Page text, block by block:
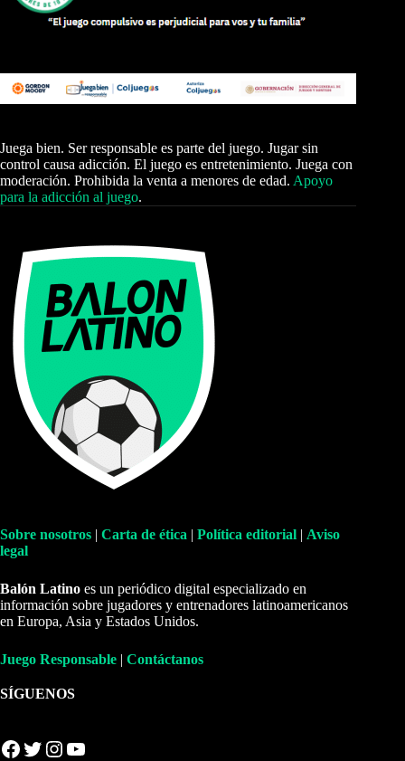
Juega bien. Ser responsable es parte del juego. Jugar sin
control causa adicción. El juego es entretenimiento. Juega con
moderación. Prohibida la venta a menores de edad. Apoyo
para la adicción al juego.
Sobre nosotros | Carta de ética | Política editorial | Aviso
legal
Balón Latino es un periódico digital especializado en
información sobre jugadores y entrenadores latinoamericanos
en Europa, Asia y Estados Unidos.
Juego Responsable | Contáctanos
SÍGUENOS
Facebook Twitter Instagram YouTube